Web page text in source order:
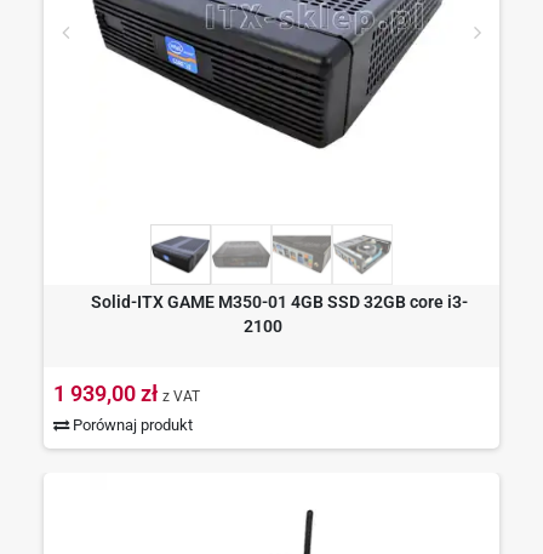
Solid-ITX GAME M350-01 4GB SSD 32GB core i3-
2100
1 939,00 zł z VAT
Porównaj produkt